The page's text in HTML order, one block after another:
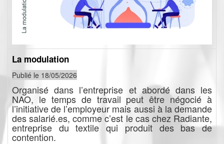
La modulation
Publié le 18/05/2026
Organisé dans l’entreprise et abordé dans les
NAO, le temps de travail peut être négocié à
l’initiative de l’employeur mais aussi à la demande
des salarié.es, comme c’est le cas chez Radiante,
entreprise du textile qui produit des bas de
contention.